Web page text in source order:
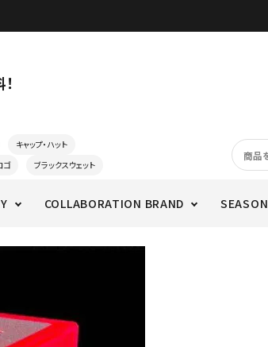
キャップ・ハット
ゴ ブラックスウェット
COLLABORATION BRAND SEASON